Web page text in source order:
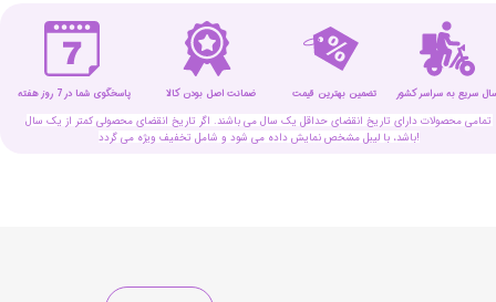
تمامی محصولات دارای تاریخ انقضای حداقل یک سال می باشند. اگر تاریخ انقضای محصولی کمتر از یک سال
باشد، با لیبل مشخص نمایش داده می شود و شامل تخفیف ویژه می گردد!
ضمانت اصل بودن کالا تضمین بهترین قیمت پاسخگوی شما در 7 روز هفته سریع به سراسر کشور